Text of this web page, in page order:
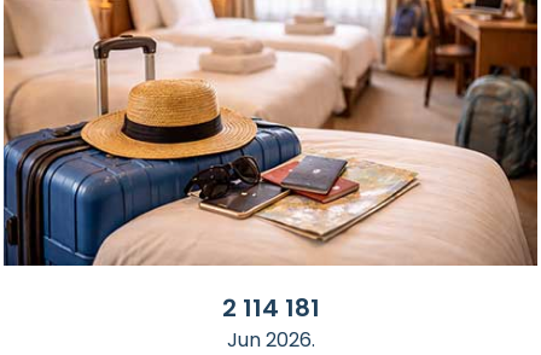
2 114 181
Jun 2026.